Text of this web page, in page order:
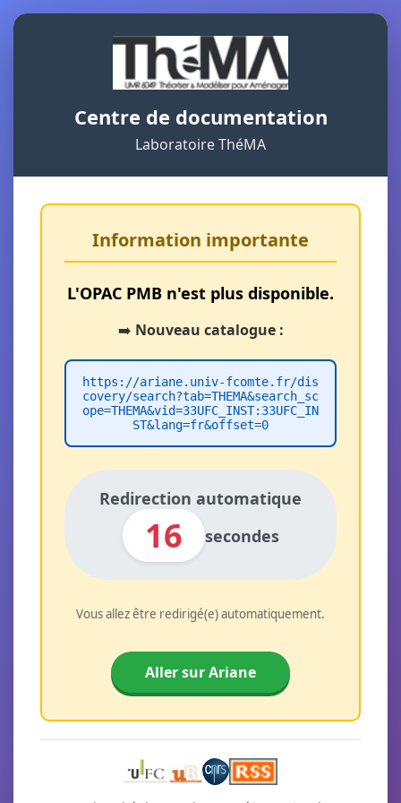
Centre de documentation
Laboratoire ThéMA
Information importante
L'OPAC PMB n'est plus disponible.
➡️ Nouveau catalogue :
https://ariane.univ-fcomte.fr/dis
covery/search?tab=THEMA&search_sc
ope=THEMA&vid=33UFC_INST:33UFC_IN
ST&lang=fr&offset=0
Redirection automatique
16 secondes
Vous allez être redirigé(e) automatiquement.
Aller sur Ariane